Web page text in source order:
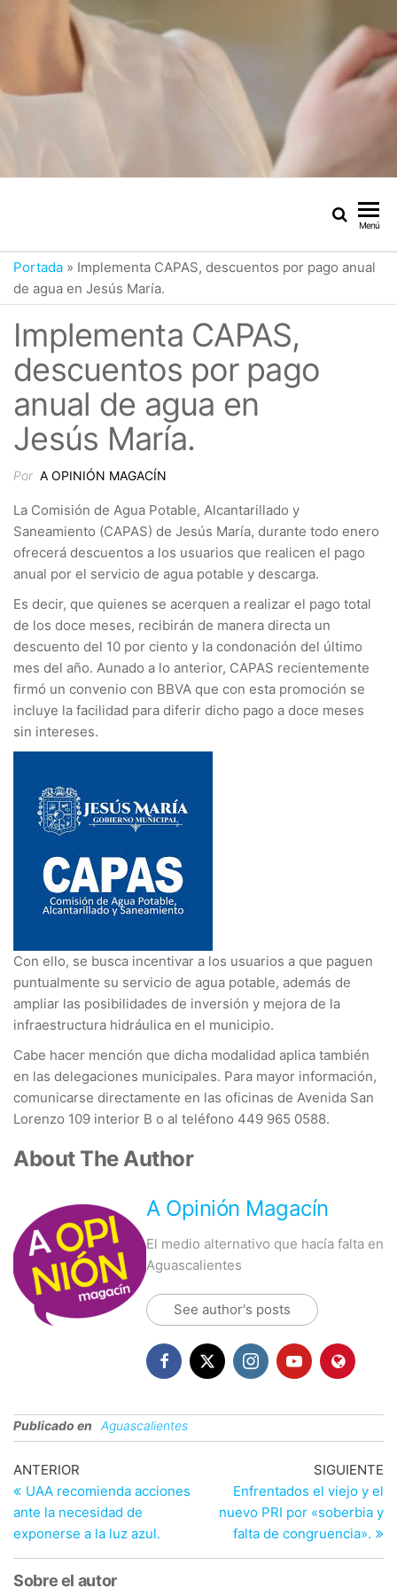
Menú
Portada » Implementa CAPAS, descuentos por pago anual
de agua en Jesús María.
Implementa CAPAS,
descuentos por pago
anual de agua en
Jesús María.
Por A OPINIÓN MAGACÍN
La Comisión de Agua Potable, Alcantarillado y
Saneamiento (CAPAS) de Jesús María, durante todo enero
ofrecerá descuentos a los usuarios que realicen el pago
anual por el servicio de agua potable y descarga.
Es decir, que quienes se acerquen a realizar el pago total
de los doce meses, recibirán de manera directa un
descuento del 10 por ciento y la condonación del último
mes del año. Aunado a lo anterior, CAPAS recientemente
firmó un convenio con BBVA que con esta promoción se
incluye la facilidad para diferir dicho pago a doce meses
sin intereses.
Con ello, se busca incentivar a los usuarios a que paguen
puntualmente su servicio de agua potable, además de
ampliar las posibilidades de inversión y mejora de la
infraestructura hidráulica en el municipio.
Cabe hacer mención que dicha modalidad aplica también
en las delegaciones municipales. Para mayor información,
comunicarse directamente en las oficinas de Avenida San
Lorenzo 109 interior B o al teléfono 449 965 0588.
About The Author
A Opinión Magacín
El medio alternativo que hacía falta en
Aguascalientes
See author's posts
Publicado en Aguascalientes
Navegación
de
entradas
Entrada
anterior
ANTERIOR
UAA recomienda acciones
ante la necesidad de
exponerse a la luz azul.
SIGUIENTE
Enfrentados el viejo y el
nuevo PRI por «soberbia y
falta de congruencia».
Sobre el autor